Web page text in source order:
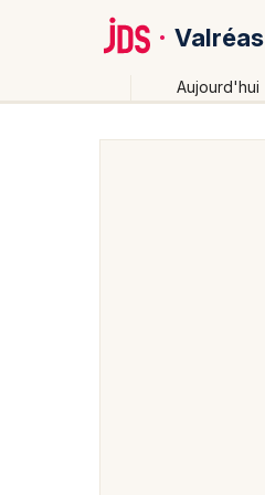
Valréas
Aujourd'hui